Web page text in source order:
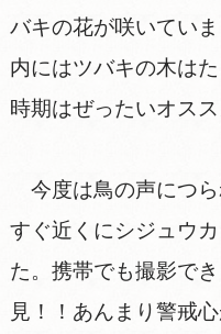
バキの花が咲いてい
内にはツバキの木は
時期はぜったいオスス
今度は鳥の声につら
すぐ近くにシジュウ
た。携帯でも撮影で
見！！あんまり警戒